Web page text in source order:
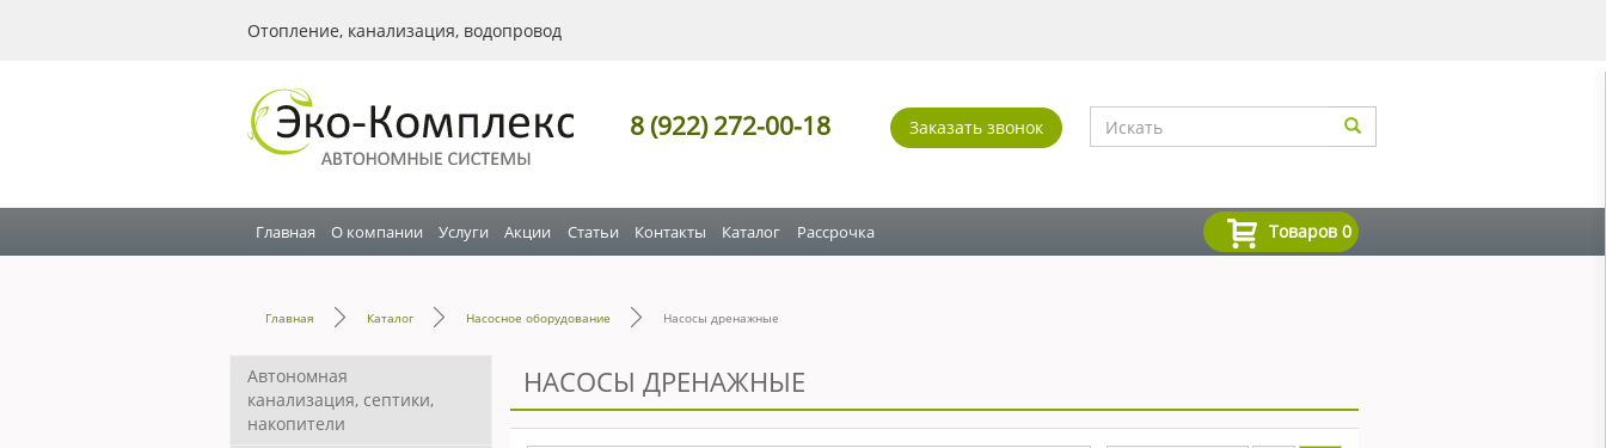
Отопление, канализация, водопровод
8 (922) 272-00-18 Заказать звонок
Главная О компании Услуги Акции Статьи Контакты Каталог Рассрочка Товаров 0
Главная Каталог Насосное оборудование Насосы дренажные
Автономная
канализация, септики,
накопители
НАСОСЫ ДРЕНАЖНЫЕ